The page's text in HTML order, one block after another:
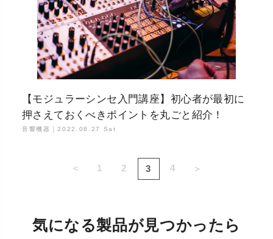
【モジュラーシンセ入門講座】初心者が最初に
押さえておくべきポイントを丸ごと紹介！
音響機器｜2022.08.27 Sat
＜ 1 2 3 4 ＞
気になる製品が見つかったら